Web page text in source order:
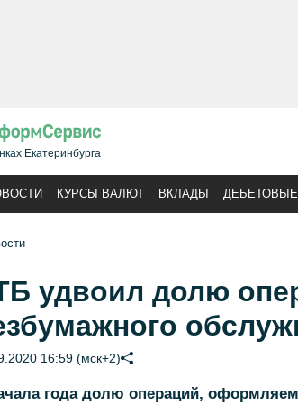
Екатеринбурга
КУРСЫ ВАЛЮТ ВКЛАДЫ ДЕБЕТОВЫЕ
удвоил долю
16:59 (мск+2)
года долю операций,